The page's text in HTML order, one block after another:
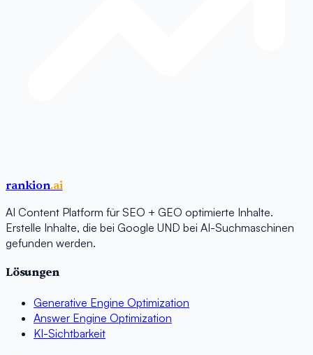
rankion.ai
AI Content Platform für SEO + GEO optimierte Inhalte.
Erstelle Inhalte, die bei Google UND bei AI-Suchmaschinen
gefunden werden.
Lösungen
Generative Engine Optimization
Answer Engine Optimization
KI-Sichtbarkeit